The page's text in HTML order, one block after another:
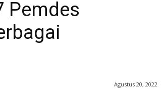
Pemdes
Agustus 20, 2022